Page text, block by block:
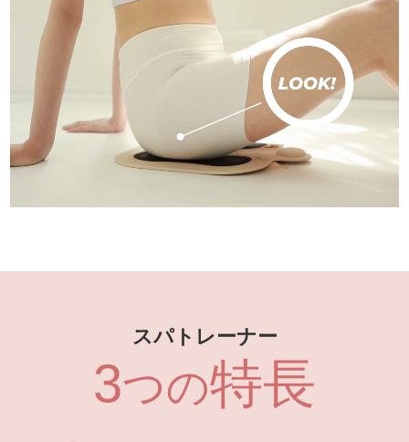
スパトレーナー
3つの特長